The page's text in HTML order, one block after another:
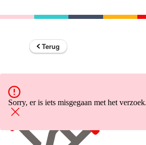
Terug
Sorry, er is iets misgegaan met het